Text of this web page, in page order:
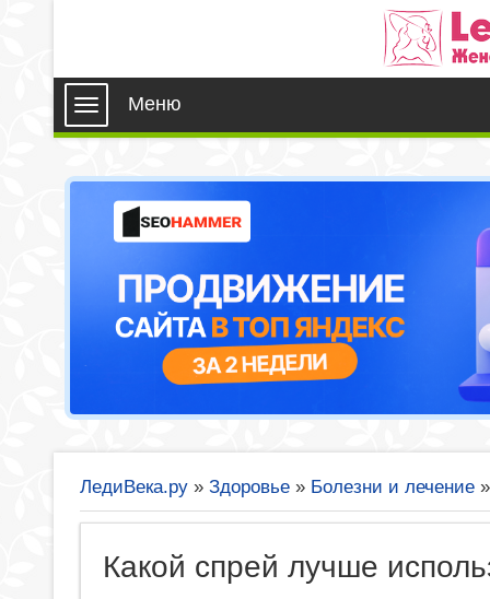
Меню
ЛедиВека.ру » Здоровье » Болезни и лечение »
Какой спрей лучше